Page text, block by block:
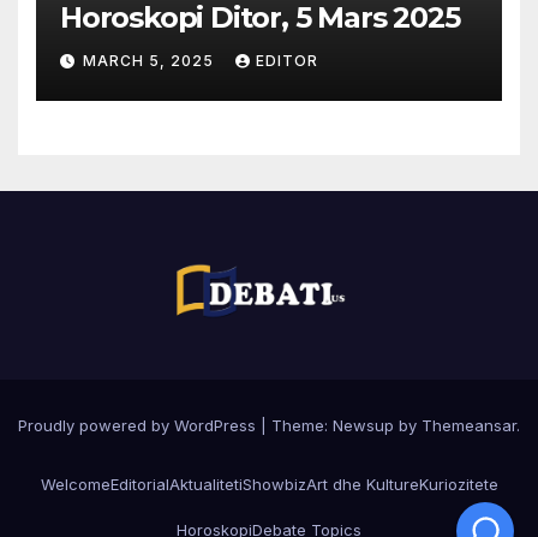
Horoskopi Ditor, 5 Mars 2025
MARCH 5, 2025 EDITOR
Proudly powered by WordPress Theme: Newsup by Themeansar.
WelcomeEditorialAktualitetiShowbizArt dhe KultureKuriozitete
HoroskopiDebate Topics